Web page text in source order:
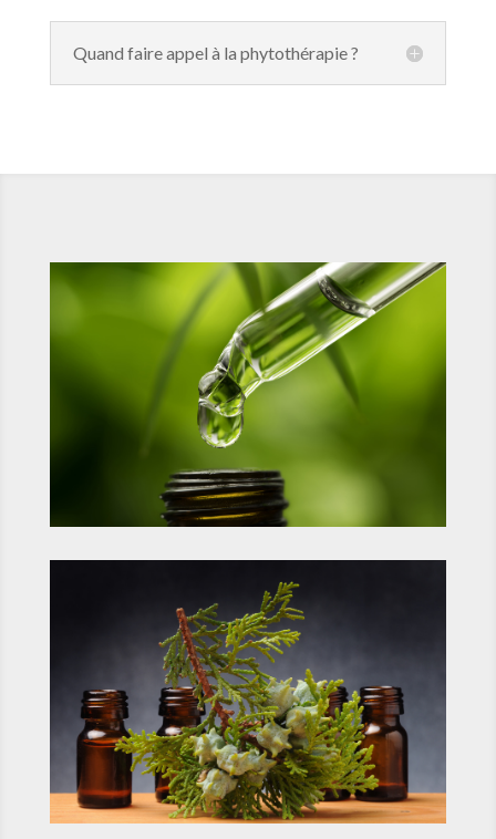
Quand faire appel à la phytothérapie ?